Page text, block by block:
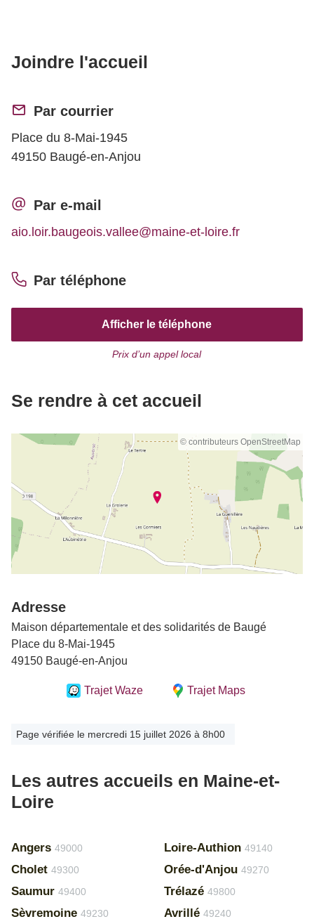
Joindre l'accueil
Par courrier
Place du 8-Mai-1945
49150 Baugé-en-Anjou
Par téléphone
Afficher le téléphone
Prix d’un appel local
Par e-mail
aio.loir.baugeois.vallee@maine-et-loire.fr
Se rendre à cet accueil
© contributeurs OpenStreetMap
Adresse
Maison départementale et des solidarités de Baugé
Place du 8-Mai-1945
49150 Baugé-en-Anjou
Trajet Waze Trajet Maps
Page vérifiée le mercredi 15 juillet 2026 à 8h00
Les autres accueils en Maine-et-
Loire
Angers 49000
Cholet 49300
Saumur 49400
Sèvremoine 49230
Loire-Authion 49140
Orée-d'Anjou 49270
Trélazé 49800
Avrillé 49240